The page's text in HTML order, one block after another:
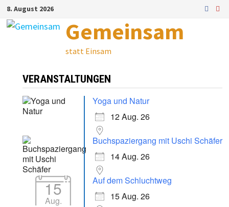
Zum
Inhalt
8. August 2026
Gemeinsam
statt Einsam
VERANSTALTUNGEN
Yoga und Natur
12 Aug. 26
Buchspaziergang mit Uschi Schäfer
14 Aug. 26
15
Aug.
Auf dem Schluchtweg
15 Aug. 26